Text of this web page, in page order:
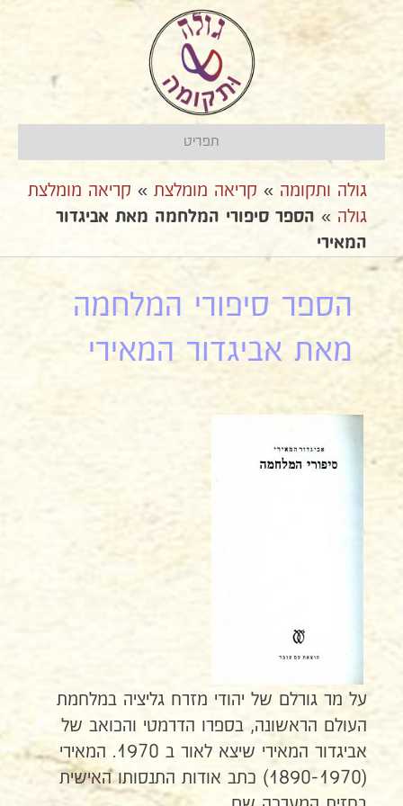
תפריט
גולה ותקומה » קריאה מומלצת » קריאה מומלצת
גולה » הספר סיפורי המלחמה מאת אביגדור
המאירי
הספר סיפורי המלחמה
מאת אביגדור המאירי
על מר גורלם של יהודי מזרח גליציה במלחמת
העולם הראשונה, בספרו הדרמטי והכואב של
אביגדור המאירי שיצא לאור ב 1970. המאירי
(1890-1970) כתב אודות התנסותו האישית